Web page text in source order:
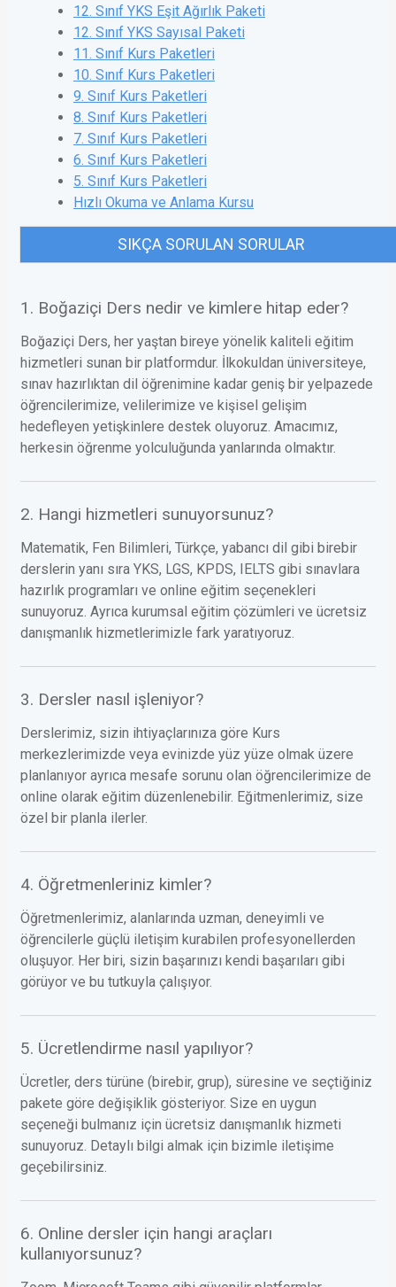
12. Sınıf YKS Eşit Ağırlık Paketi
12. Sınıf YKS Sayısal Paketi
11. Sınıf Kurs Paketleri
10. Sınıf Kurs Paketleri
9. Sınıf Kurs Paketleri
8. Sınıf Kurs Paketleri
7. Sınıf Kurs Paketleri
6. Sınıf Kurs Paketleri
5. Sınıf Kurs Paketleri
Hızlı Okuma ve Anlama Kursu
SIKÇA SORULAN SORULAR
1. Boğaziçi Ders nedir ve kimlere hitap eder?
Boğaziçi Ders, her yaştan bireye yönelik kaliteli eğitim
hizmetleri sunan bir platformdur. İlkokuldan üniversiteye,
sınav hazırlıktan dil öğrenimine kadar geniş bir yelpazede
öğrencilerimize, velilerimize ve kişisel gelişim
hedefleyen yetişkinlere destek oluyoruz. Amacımız,
herkesin öğrenme yolculuğunda yanlarında olmaktır.
2. Hangi hizmetleri sunuyorsunuz?
Matematik, Fen Bilimleri, Türkçe, yabancı dil gibi birebir
derslerin yanı sıra YKS, LGS, KPDS, IELTS gibi sınavlara
hazırlık programları ve online eğitim seçenekleri
sunuyoruz. Ayrıca kurumsal eğitim çözümleri ve ücretsiz
danışmanlık hizmetlerimizle fark yaratıyoruz.
3. Dersler nasıl işleniyor?
Derslerimiz, sizin ihtiyaçlarınıza göre Kurs
merkezlerimizde veya evinizde yüz yüze olmak üzere
planlanıyor ayrıca mesafe sorunu olan öğrencilerimize de
online olarak eğitim düzenlenebilir. Eğitmenlerimiz, size
özel bir planla ilerler.
4. Öğretmenleriniz kimler?
Öğretmenlerimiz, alanlarında uzman, deneyimli ve
öğrencilerle güçlü iletişim kurabilen profesyonellerden
oluşuyor. Her biri, sizin başarınızı kendi başarıları gibi
görüyor ve bu tutkuyla çalışıyor.
5. Ücretlendirme nasıl yapılıyor?
Ücretler, ders türüne (birebir, grup), süresine ve seçtiğiniz
pakete göre değişiklik gösteriyor. Size en uygun
seçeneği bulmanız için ücretsiz danışmanlık hizmeti
sunuyoruz. Detaylı bilgi almak için bizimle iletişime
geçebilirsiniz.
6. Online dersler için hangi araçları
kullanıyorsunuz?